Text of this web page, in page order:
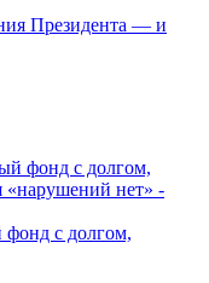
Президента — и
фонд с долгом,